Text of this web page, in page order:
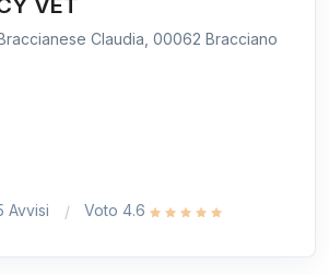
Claudia, 00062 Bracciano
Avvisi Voto 4.6